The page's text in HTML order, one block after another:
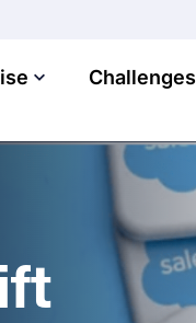
Challenges